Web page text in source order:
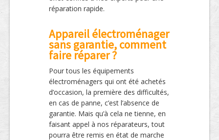
réparation rapide.
Appareil électroménager
sans garantie, comment
faire réparer ?
Pour tous les équipements
électroménagers qui ont été achetés
d’occasion, la première des difficultés,
en cas de panne, c’est l’absence de
garantie. Mais qu’à cela ne tienne, en
faisant appel à nos réparateurs, tout
pourra être remis en état de marche